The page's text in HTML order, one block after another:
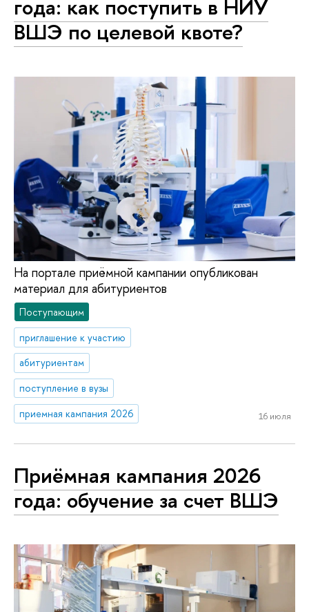
года: как поступить в НИУ
ВШЭ по целевой квоте?
На портале приёмной кампании опубликован
материал для абитуриентов
Поступающим
приглашение к участию
абитуриентам
поступление в вузы
приемная кампания 2026
16 июля
Приёмная кампания 2026
года: обучение за счет ВШЭ